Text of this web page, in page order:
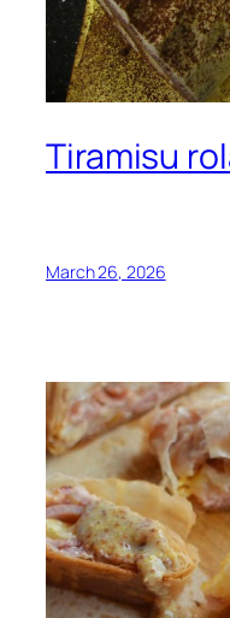
Tiramisu
March 26, 2026